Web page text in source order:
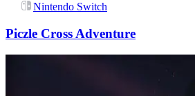
Nintendo Switch
Piczle Cross Adventure